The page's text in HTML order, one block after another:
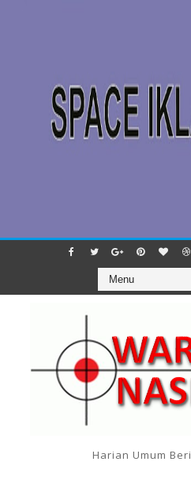
Harian Umum